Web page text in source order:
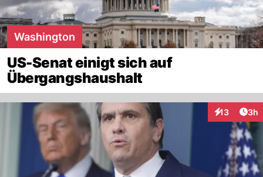
Washington
US-Senat einigt sich auf
Übergangshaushalt
13
Interaktionen
3h